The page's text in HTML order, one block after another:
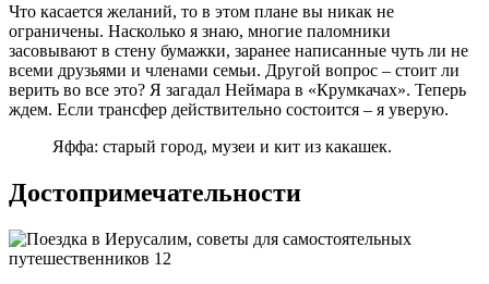
Что касается желаний, то в этом плане вы никак не
ограничены. Насколько я знаю, многие паломники
засовывают в стену бумажки, заранее написанные чуть ли не
всеми друзьями и членами семьи. Другой вопрос – стоит ли
верить во все это? Я загадал Неймара в «Крумкачах». Теперь
ждем. Если трансфер действительно состоится – я уверую.
Яффа: старый город, музеи и кит из какашек.
Достопримечательности